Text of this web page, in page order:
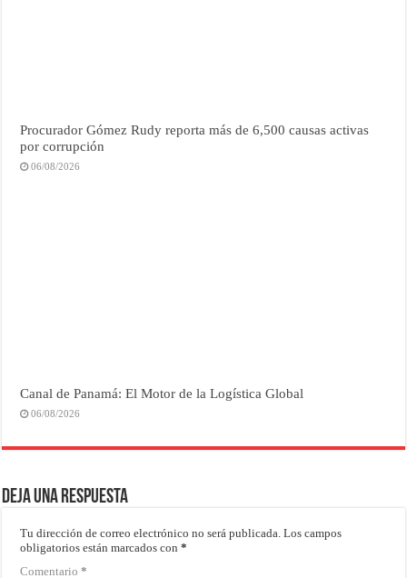
Procurador Gómez Rudy reporta más de 6,500 causas activas
por corrupción
06/08/2026
Canal de Panamá: El Motor de la Logística Global
06/08/2026
Deja una respuesta
Tu dirección de correo electrónico no será publicada. Los campos
obligatorios están marcados con*
Comentario*